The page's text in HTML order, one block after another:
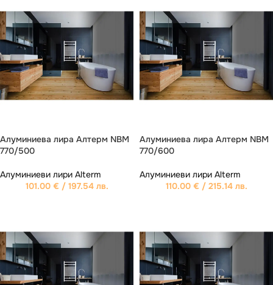
Алуминиева лира Aлтерм NBM
770/500
Алуминиеви лири Alterm
101.00 € / 197.54 лв.
Алуминиева лира Aлтерм NBM
770/600
Алуминиеви лири Alterm
110.00 € / 215.14 лв.